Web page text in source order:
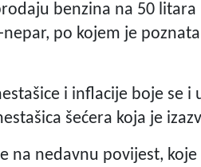
benzina na 50
nepar, po kojem je
i inflacije boje se
šećera koja je
na nedavnu povijest,